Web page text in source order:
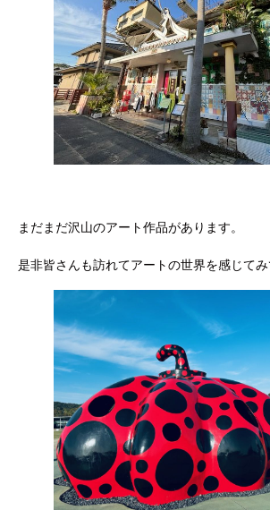
まだまだ沢山のアート作品があります。
是非皆さんも訪れてアートの世界を感じてみ